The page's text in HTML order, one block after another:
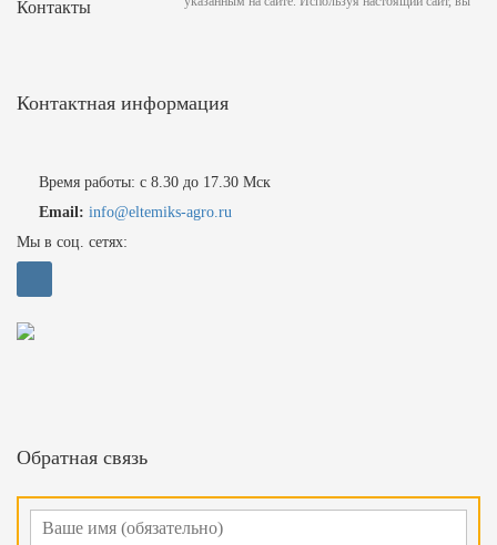
Контакты
Контактная информация
Время работы: с 8.30 до 17.30 Мск
Email: info@eltemiks-agro.ru
Мы в соц. сетях:
Обратная связь